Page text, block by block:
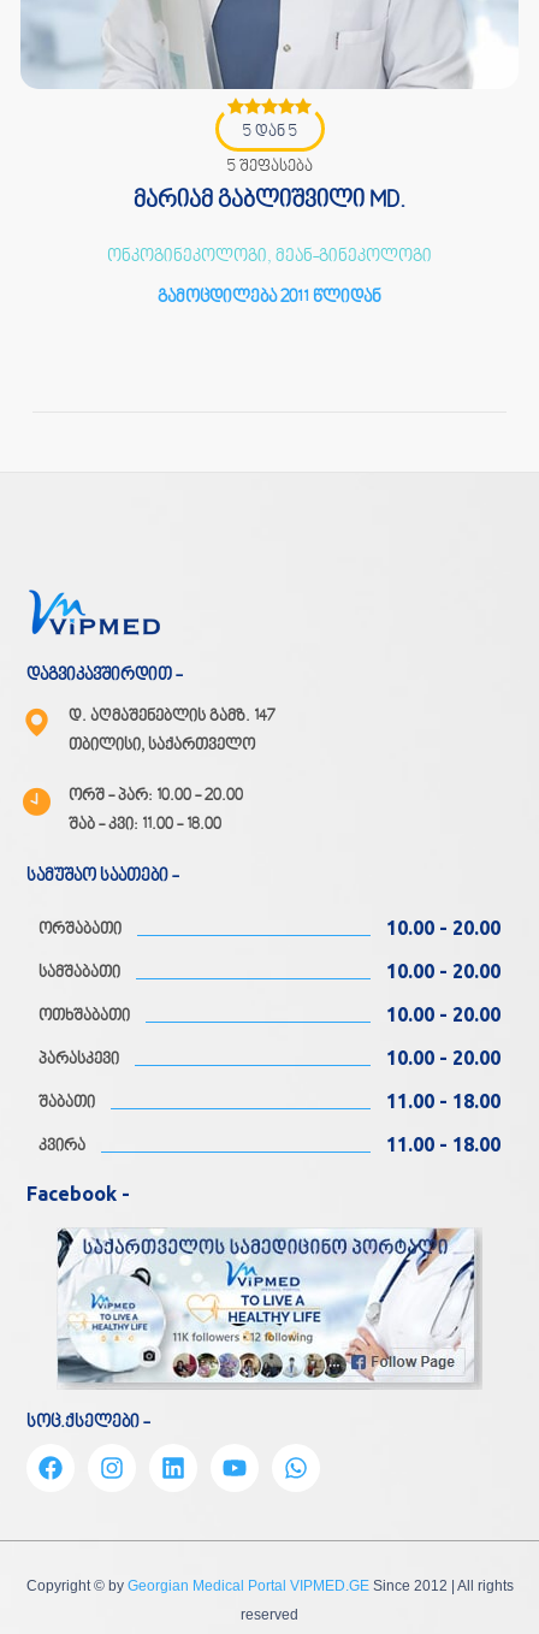
5 დან 5
5 შეფასება
მარიამ გაბლიშვილი MD.
ონკოგინეკოლოგი, მეან-გინეკოლოგი
გამოცდილება 2011 წლიდან
დაგვიკავშირდით -
დ. აღმაშენებლის გამზ. 147
თბილისი, საქართველო
ორშ - პარ: 10.00 - 20.00
შაბ - კვი: 11.00 - 18.00
სამუშაო საათები -
ორშაბათი 10.00 - 20.00
სამშაბათი 10.00 - 20.00
ოთხშაბათი 10.00 - 20.00
პარასკევი 10.00 - 20.00
შაბათი 11.00 - 18.00
კვირა 11.00 - 18.00
Facebook -
სოც.ქსელები -
Copyright © by Georgian Medical Portal VIPMED.GE Since 2012 | All rights
reserved